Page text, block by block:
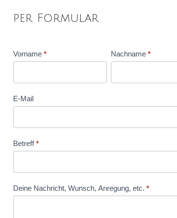
per Formular
Vorname* Nachname *
E-Mail
Betreff*
Deine Nachricht, Wunsch, Anregung, etc.*